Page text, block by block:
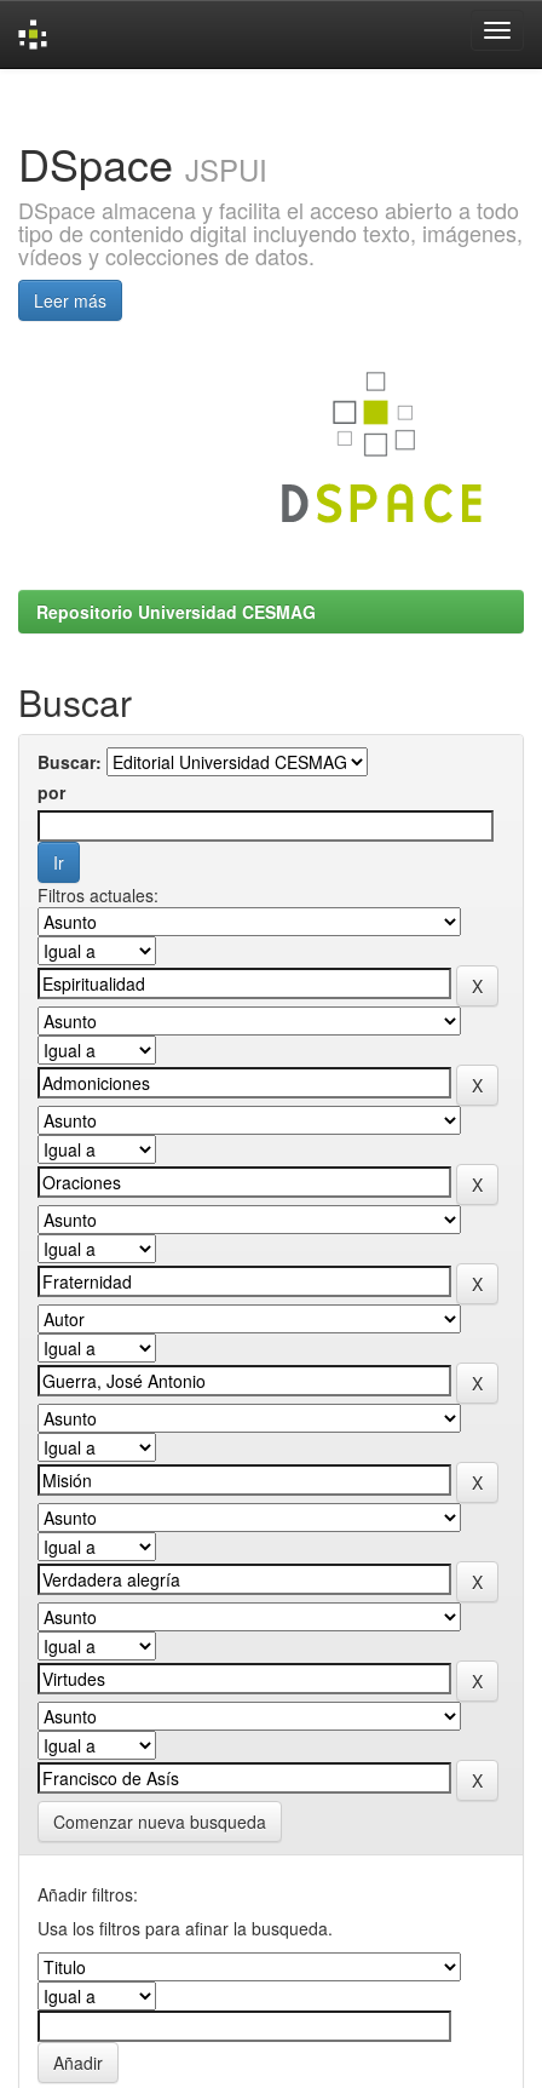
DSpace JSPUI
DSpace almacena y facilita el acceso abierto a todo
tipo de contenido digital incluyendo texto, imágenes,
vídeos y colecciones de datos.
Leer más
Repositorio Universidad CESMAG
Buscar
Buscar:
por
Filtros actuales:
Comenzar nueva busqueda
Añadir filtros:
Usa los filtros para afinar la busqueda.